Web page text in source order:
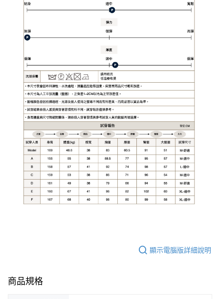
顯示電腦版詳細說明
商品規格